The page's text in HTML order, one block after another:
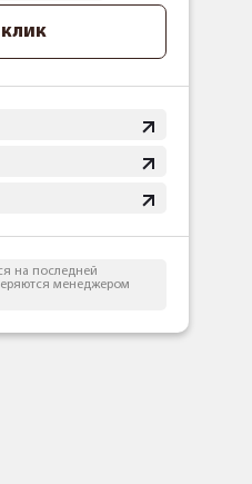
на последней
менеджером